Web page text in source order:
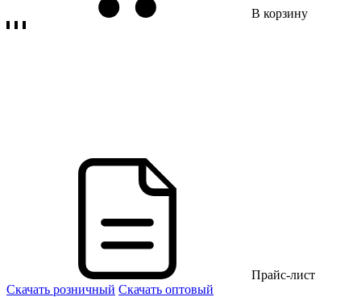
В корзину
Прайс-лист
Скачать розничный Скачать оптовый